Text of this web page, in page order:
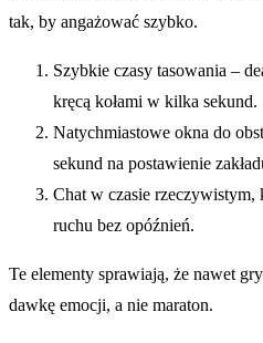
tak, by angażować szybko.
Szybkie czasy tasowania –
kręcą kołami w kilka sekund.
Natychmiastowe okna do
sekund na postawienie
Chat w czasie
ruchu bez opóźnień.
Te elementy sprawiają, że nawet
dawkę emocji, a nie maraton.